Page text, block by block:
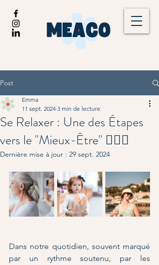
Post
Se Relaxer : Une des Étapes
vers le "Mieux-Être" 🧘🏼‍♀️
Emma
11 sept. 2024 3 min de lecture
Dernière mise à jour : 29 sept. 2024
Dans notre quotidien, souvent marqué
par un rythme soutenu, par les